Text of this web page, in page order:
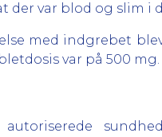
var blod og slim i
med indgrebet
var på 500 mg.